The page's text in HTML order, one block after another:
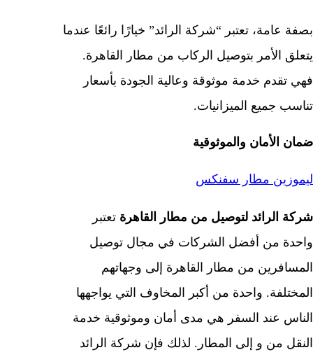
بصفة عامة، تعتبر “شركة الرائد” خيارًا رائعًا عندما
يتعلق الأمر بتوصيل الركاب من مطار القاهرة.
فهي تقدم خدمة موثوقة وعالية الجودة بأسعار
تناسب جميع الميزانيات.
ضمان الأمان والموثوقية
ليموزين مطار سفنكس
شركة الرائد لتوصيل من مطار القاهرة تعتبر
واحدة من أفضل الشركات في مجال توصيل
المسافرين من مطار القاهرة إلى وجهاتهم
المختلفة. واحدة من أكبر المخاوف التي يواجهها
الناس عند السفر هي مدى أمان وموثوقية خدمة
النقل من و إلى المطار. لذلك فإن شركة الرائد